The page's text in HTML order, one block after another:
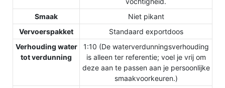
Smaak
Niet pikant
Vervoerspakket
Standaard exportdoos
Verhouding water
tot verdunning
1:10 (De waterverdunningsverhouding
is alleen ter referentie; voel je vrij om
deze aan te passen aan je persoonlijke
smaakvoorkeuren.)